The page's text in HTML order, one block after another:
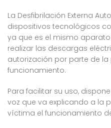
La Desfibrilación Externa
dispositivos tecnológicos
ya que es el mismo
realizar las descargas
autorización por parte de
funcionamiento.
Para facilitar su uso,
voz que va explicando a la
víctima el funcionamiento